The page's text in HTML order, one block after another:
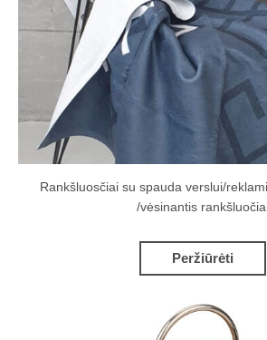
Rankšluosčiai su spauda verslui/
/vėsinantis
Peržiūrėti